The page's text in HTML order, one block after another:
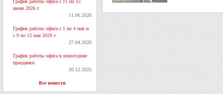
График работы офиса с 11 по 15
июня 2026 г.
11.06.2026
График работы офиса с 1 по 4 мая и
с 9 по 12 мая 2026 г.
27.04.2026
График работы офиса в новогодние
праздники
30.12.2025
Все новости